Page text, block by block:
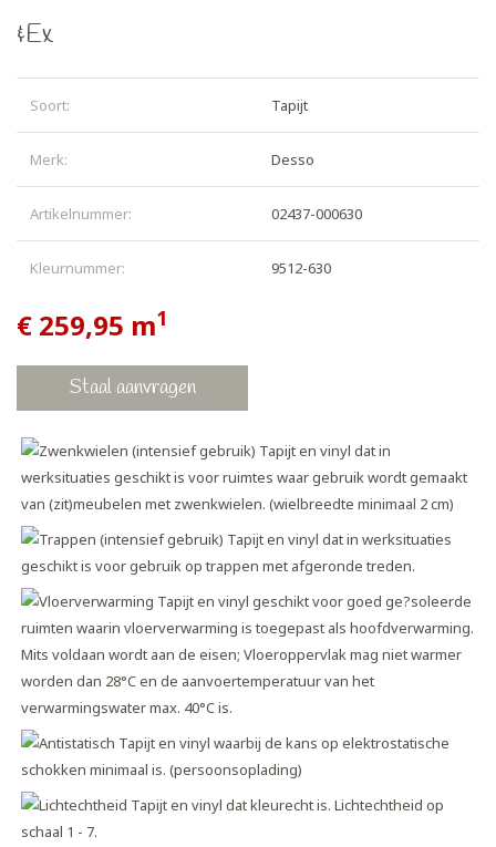
&Ex
Soort: Tapijt
Merk: Desso
Artikelnummer: 02437-000630
Kleurnummer: 9512-630
€ 259,95 m1
Staal aanvragen